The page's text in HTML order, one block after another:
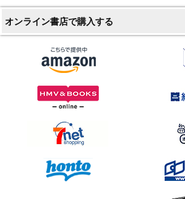
オンライン書店で購入する